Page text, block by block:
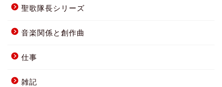
聖歌隊長シリーズ
音楽関係と創作曲
仕事
雑記